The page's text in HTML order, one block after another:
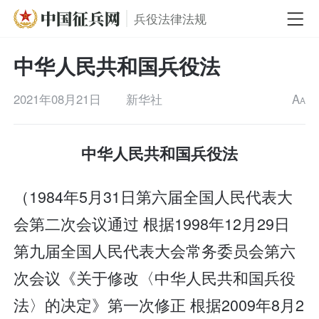
兵役法律法规
中华人民共和国兵役法
2021年08月21日 新华社 AA
中华人民共和国兵役法
（1984年5月31日第六届全国人民代表大
会第二次会议通过 根据1998年12月29日
第九届全国人民代表大会常务委员会第六
次会议《关于修改〈中华人民共和国兵役
法〉的决定》第一次修正 根据2009年8月2